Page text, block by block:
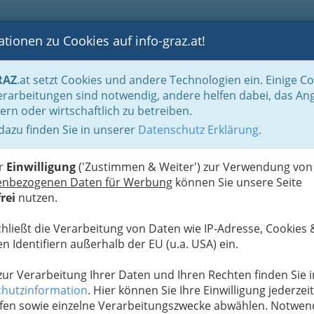
BLOGS FOTOS GASTRONOMIE BRANCHEN
zu Cookies auf info-graz.at!
.at setzt Cookies und andere Technologien ein. Einige
sind notwendig, andere helfen dabei, das
oder wirtschaftlich zu betreiben.
finden Sie in unserer Datenschutz Erklärung.
Einwilligung('Zustimmen & Weiter') zur Verwendung von
Daten für Werbung können Sie unsere Seite
nutzen.
die Verarbeitung von Daten wie IP-Adresse, Cookies
Identifiern außerhalb der EU (u.a. USA) ein.
Verarbeitung Ihrer Daten und Ihren Rechten finden Sie
. Hier können Sie Ihre Einwilligung jederzeit
sowie einzelne Verarbeitungszwecke abwählen.
& Alternatives Sportmedizin
für Chirurgie und